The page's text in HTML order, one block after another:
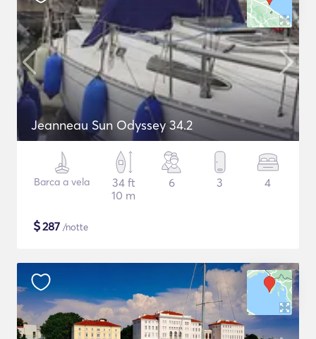
Jeanneau Sun Odyssey 34.2
Barca a vela
34 ft
10 m
6 3 4
$287 /notte